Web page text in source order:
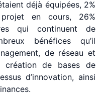
déjà équipées, 2%
en cours, 26%
qui continuent de
bénéfices qu’il
de réseau et
création de bases de
d’innovation, ainsi